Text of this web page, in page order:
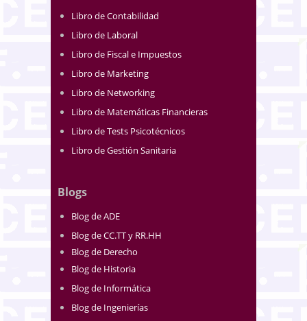
Libro de Contabilidad
Libro de Laboral
Libro de Fiscal e Impuestos
Libro de Marketing
Libro de Networking
Libro de Matemáticas Financieras
Libro de Tests Psicotécnicos
Libro de Gestión Sanitaria
Blogs
Blog de ADE
Blog de CC.TT y RR.HH
Blog de Derecho
Blog de Historia
Blog de Informática
Blog de Ingenierías